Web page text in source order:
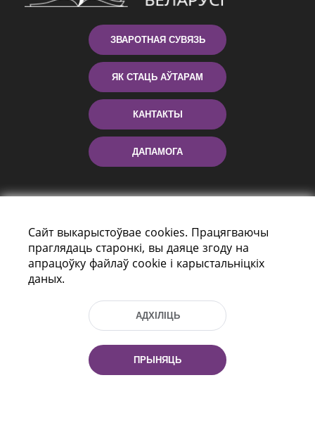
ЗВАРОТНАЯ СУВЯЗЬ
ЯК СТАЦЬ АЎТАРАМ
КАНТАКТЫ
ДАПАМОГА
праспект Незалежнасці 116
г. Мiнск, Рэспубліка Беларусь, 220114
Тэл.: (+375 17) 368 37 37, Факс: (+375 17)
Эл. пошта: inbox@nlb.by
Сайт выкарыстоўвае cookies. Працягваючы
праглядаць старонкі, вы даяце згоду на
апрацоўку файлаў cookie і карыстальніцкіх
даных.
АДХІЛІЦЬ
ПРЫНЯЦЬ